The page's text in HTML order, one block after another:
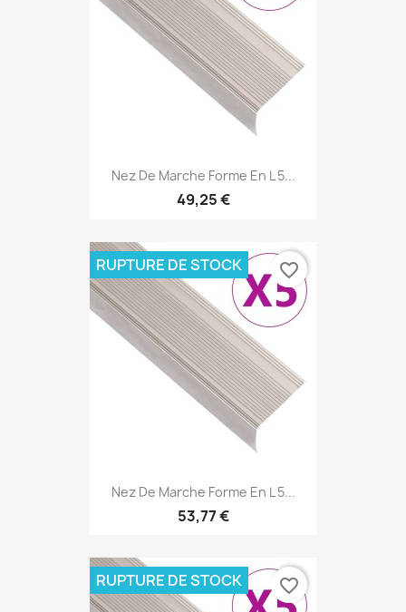
Nez De Marche Forme En L 5...
49,25 €
Nez De Marche Forme En L 5...
53,77 €
RUPTURE DE STOCK favorite_border
RUPTURE DE STOCK favorite_border